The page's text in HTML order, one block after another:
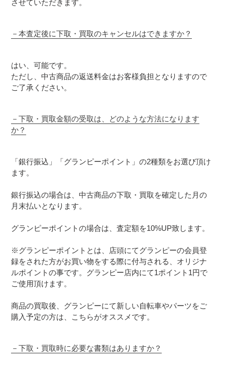
させていただきます。
－ 本査定後に下取・買取のキャンセルはできますか？
はい、可能です。
ただし、中古商品の返送料金はお客様負担となりますので
ご了承ください。
－ 下取・買取金額の受取は、どのような方法になります
か？
「銀行振込」「グランピーポイント」の2種類をお選び頂け
ます。
銀行振込の場合は、中古商品の下取・買取を確定した月の
月末払いとなります。
グランピーポイントの場合は、査定額を10%UP致します。
※グランピーポイントとは、店頭にてグランピーの会員登
録をされた方がお買い物をする際に付与される、オリジナ
ルポイントの事です。グランピー店内にて1ポイント1円で
ご使用頂けます。
商品の買取後、グランピーにて新しい自転車やパーツをご
購入予定の方は、こちらがオススメです。
－ 下取・買取時に必要な書類はありますか？